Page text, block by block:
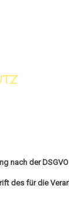
nach der DSGVO
des für die